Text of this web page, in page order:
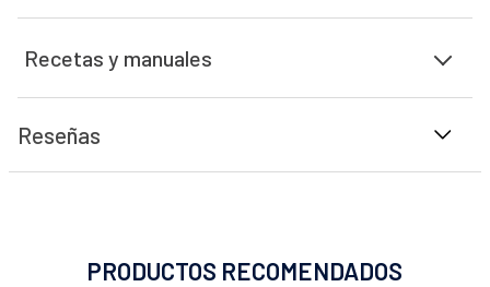
Recetas y manuales
Reseñas
PRODUCTOS RECOMENDADOS